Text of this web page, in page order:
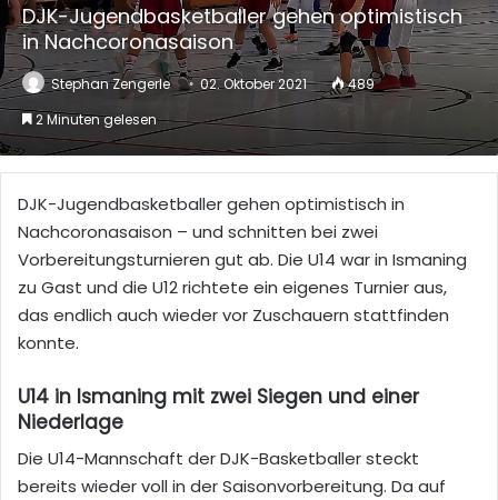
DJK-Jugendbasketballer gehen optimistisch
in Nachcoronasaison
Stephan Zengerle 02. Oktober 2021
489
2 Minuten gelesen
DJK-Jugendbasketballer gehen optimistisch in
Nachcoronasaison – und schnitten bei zwei
Vorbereitungsturnieren gut ab. Die U14 war in Ismaning
zu Gast und die U12 richtete ein eigenes Turnier aus,
das endlich auch wieder vor Zuschauern stattfinden
konnte.
U14 in Ismaning mit zwei Siegen und einer
Niederlage
Die U14-Mannschaft der DJK-Basketballer steckt
bereits wieder voll in der Saisonvorbereitung. Da auf